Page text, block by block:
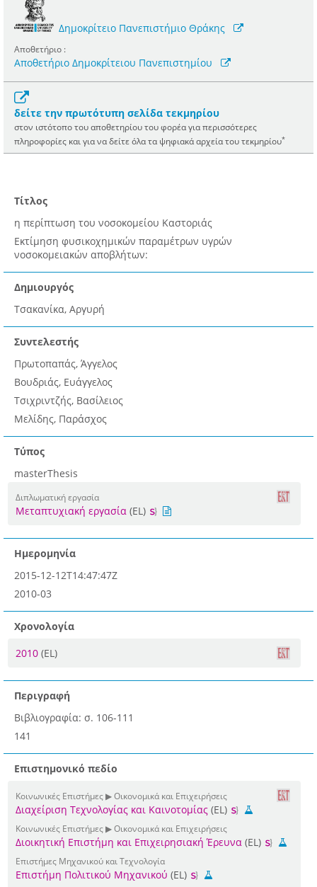
Δημοκρίτειο Πανεπιστήμιο Θράκης
Αποθετήριο :
Αποθετήριο Δημοκρίτειου Πανεπιστημίου
δείτε την πρωτότυπη σελίδα τεκμηρίου
στον ιστότοπο του αποθετηρίου του φορέα για περισσότερες
πληροφορίες και για να δείτε όλα τα ψηφιακά αρχεία του τεκμηρίου*
Τίτλος
η περίπτωση του νοσοκομείου Καστοριάς
Εκτίμηση φυσικοχημικών παραμέτρων υγρών
νοσοκομειακών αποβλήτων:
Δημιουργός
Τσακανίκα, Αργυρή
Συντελεστής
Πρωτοπαπάς, Άγγελος
Βουδριάς, Ευάγγελος
Τσιχριντζής, Βασίλειος
Μελίδης, Παράσχος
Τύπος
masterThesis
Διπλωματική εργασία
Μεταπτυχιακή εργασία (EL)
Ημερομηνία
2015-12-12T14:47:47Z
2010-03
Χρονολογία
2010 (EL)
Περιγραφή
Βιβλιογραφία: σ. 106-111
141
Επιστημονικό πεδίο
Κοινωνικές Επιστήμες ▶ Οικονομικά και Επιχειρήσεις
Διαχείριση Τεχνολογίας και Καινοτομίας (EL)
Κοινωνικές Επιστήμες ▶ Οικονομικά και Επιχειρήσεις
Διοικητική Επιστήμη και Επιχειρησιακή Έρευνα (EL)
Επιστήμες Μηχανικού και Τεχνολογία
Επιστήμη Πολιτικού Μηχανικού (EL)